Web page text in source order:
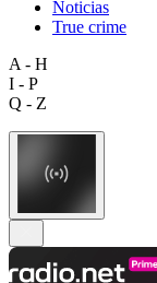
Noticias
True crime
A - H
I - P
Q - Z